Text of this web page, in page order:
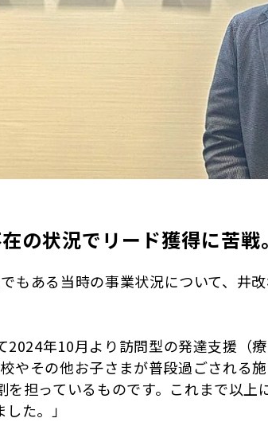
の状況でリード獲得に苦戦。
もある当時の事業状況について、井
年10月より訪問型の発達支援（
やその他お子さまが普段過ごされる
担っているものです。これまで以上
た。」